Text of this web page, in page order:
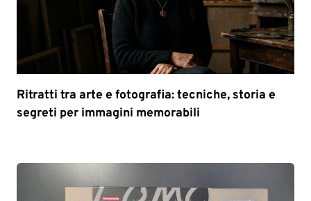
Ritratti tra arte e fotografia: tecniche, storia e
segreti per immagini memorabili